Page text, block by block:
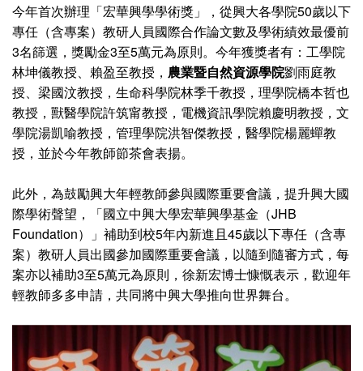
今年首次辦理「宏華興學學術獎」，從興大各學院50歲以下
專任（含專案）教研人員國際合作論文數及學術績效最優前
3名篩選，獎勵金3至5萬元為原則。今年獲獎者有：工學院
林坤儀教授、賴盈至教授， 農業暨自然資源學院劉雨庭教
授、梁國汶教授，生命科學院林季千教授，理學院橋本哲也
教授，獸醫學院許筑甯教授，電機資訊學院賴慶明教授，文
學院湯凱喻教授，管理學院洪智傑教授，醫學院楊麗蟬教
授，並於今年教師節茶會表揚。
此外，為鼓勵興大年輕教師參與國際重要會議，提升興大國
際學術聲望，「國立中興大學宏華興學基金（JHB
Foundation）」補助到校5年內新進且45歲以下專任（含專
案）教研人員出國參加國際重要會議，以隨到隨審方式，每
案亦以補助3至5萬元為原則，徐新宏博士慷慨表示，歡迎年
輕教師多多申請，共同將中興大學推向世界舞台。